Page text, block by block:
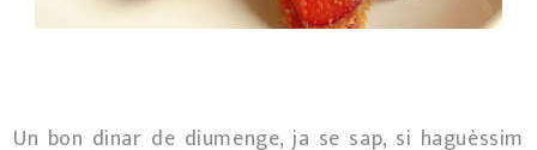
Un bon dinar de diumenge, ja se sap, si haguèssim